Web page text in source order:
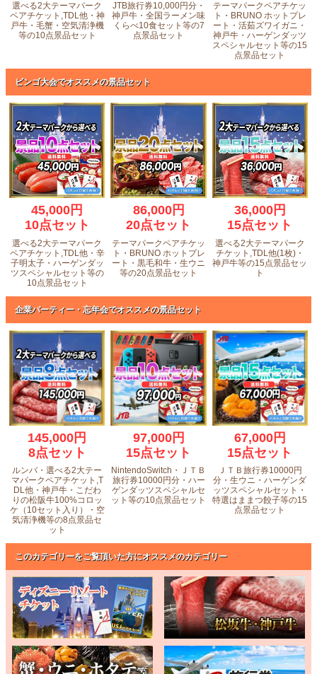
選べる2大テーマパーク
ペアチケット,TDL他・神
戸牛・毛蟹・空気清浄機
等の10点景品セット
JTB旅行券10,000円分・
神戸牛・全国ラーメン味
くらべ10食セット等の7
点景品セット
テーマパークペアチケッ
ト・BRUNO ホットプレ
ート・活茹ズワイガニ・
神戸牛・ハーゲンダッツ
スペシャルセット等の15
点景品セット
ビンゴ大会でオススメの景品セット
45,000円
10点セット
選べる2大テーマパーク
ペアチケット,TDL他・辛
子明太子・ハーゲンダッ
ツスペシャルセット等の
10点景品セット
86,000円
20点セット
テーマパークペアチケッ
ト・BRUNO ホットプレ
ート・黒毛和牛・生ウニ
等の20点景品セット
36,000円
15点セット
選べる2大テーマパーク
チケット,TDL他(1枚)・
神戸牛等の15点景品セッ
ト
企業パーティー・忘年会でオススメの景品セット
145,000円
8点セット
ルンバ・選べる2大テー
マパークペアチケット,T
DL他・神戸牛・こだわ
りの松阪牛100%コロッ
ケ（10セット入り）・空
気清浄機等の8点景品セ
ット
97,000円
15点セット
NintendoSwitch・ＪＴＢ
旅行券10000円分・ハー
ゲンダッツスペシャルセ
ット等の10点景品セット
67,000円
15点セット
ＪＴＢ旅行券10000円
分・生ウニ・ハーゲンダ
ッツスペシャルセット・
特選はままつ餃子等の15
点景品セット
このカテゴリーをご覧頂いた方にオススメのカテゴリー